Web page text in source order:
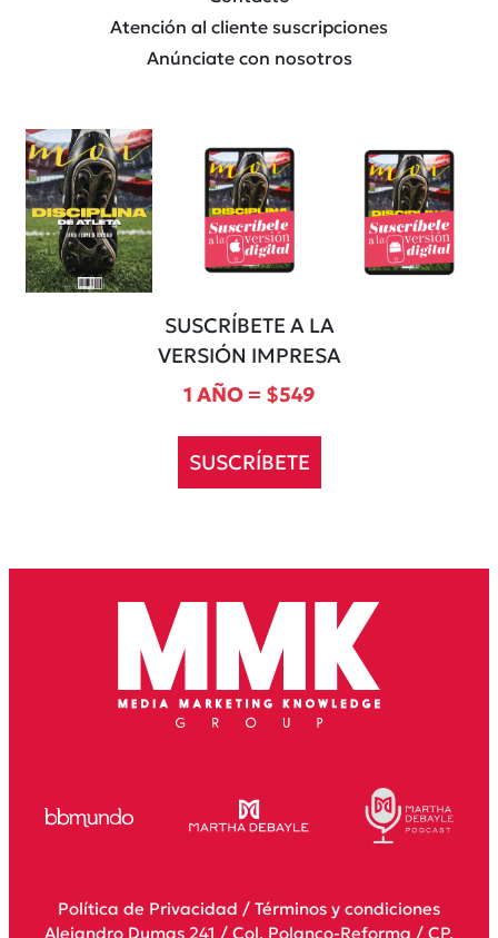
Atención al cliente suscripciones
Anúnciate con nosotros
SUSCRÍBETE A LA
VERSIÓN IMPRESA
1 AÑO = $549
SUSCRÍBETE
Política de Privacidad / Términos y condiciones
Alejandro Dumas 241 / Col. Polanco-Reforma / CP.